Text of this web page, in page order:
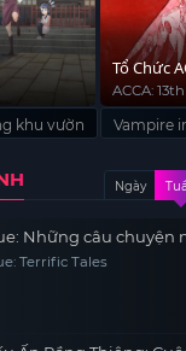
Tổ Chức
ACCA:
khu vườn Vampire
Ngày
Những câu chuyện
Terrific Tales